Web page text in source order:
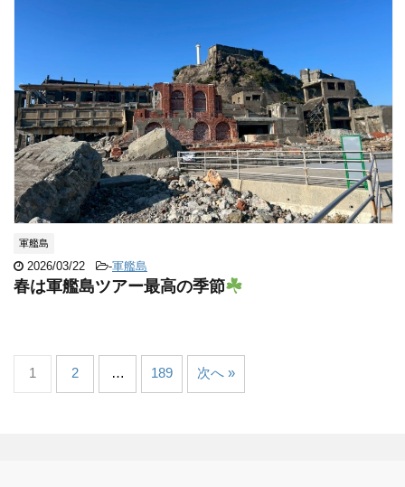
軍艦島
2026/03/22 -軍艦島
春は軍艦島ツアー最高の季節
1 2 … 189 次へ »